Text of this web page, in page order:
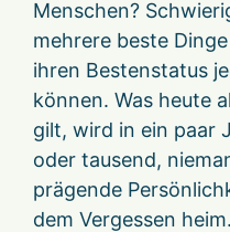
Menschen?
mehrere beste
ihren Bestenstatus
können. Was heute
gilt, wird in ein paar
oder tausend,
prägende
dem Vergessen